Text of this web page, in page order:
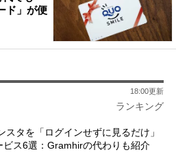
ド」が便
ランキング
18:00更新
スタを「ログインせずに見るだけ」
ビス6選：Gramhirの代わりも紹介